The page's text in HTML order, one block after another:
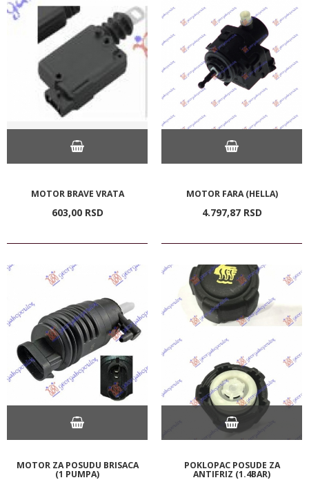
MOTOR BRAVE VRATA
603,00 RSD
MOTOR FARA (HELLA)
4.797,87 RSD
MOTOR ZA POSUDU BRISACA
(1 PUMPA)
POKLOPAC POSUDE ZA
ANTIFRIZ (1.4BAR)